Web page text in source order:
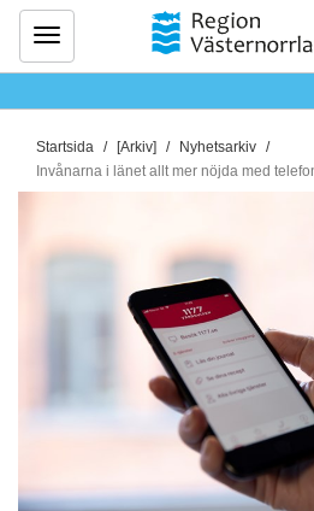
Meny
D
u
h
Startsida [Arkiv]
Nyhetsarkiv
Invånarna i länet allt mer nöjda med